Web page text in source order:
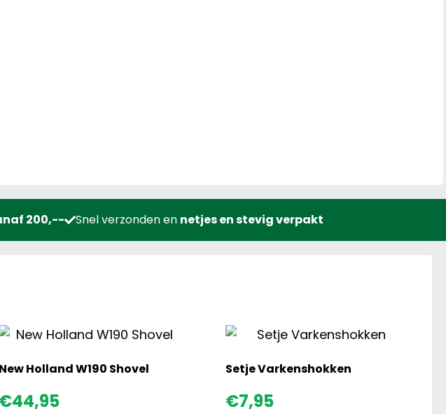
200,-- Snel verzonden en netjes en stevig verpakt
New Holland W190 Shovel
€44,95
Setje Varkenshokken
€7,95